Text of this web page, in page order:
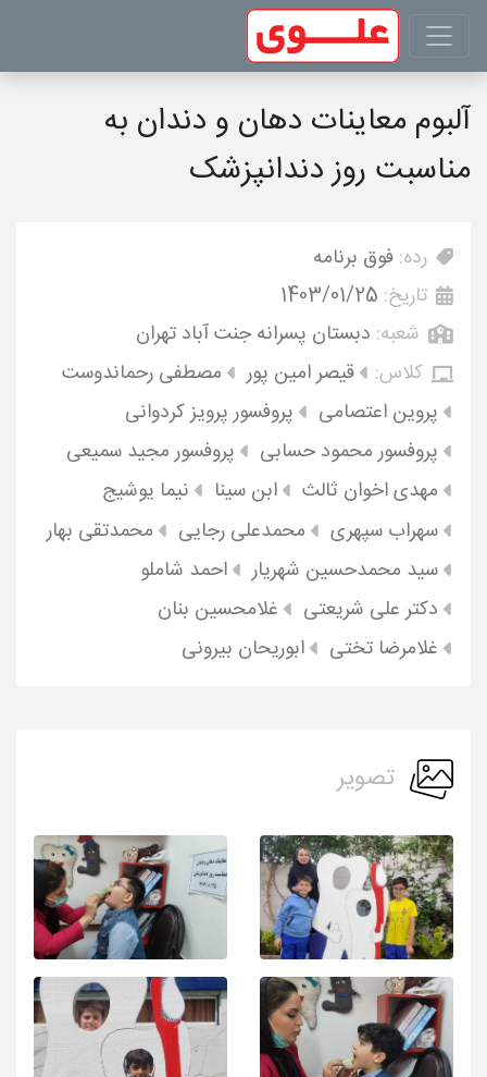
آلبوم معاینات دهان و دندان به
مناسبت روز دندانپزشک
رده: فوق برنامه
تاریخ: 1403/01/25
شعبه: دبستان پسرانه جنت آباد تهران
کلاس:
قیصر امین پور
مصطفی رحماندوست
پروین اعتصامی
پروفسور پرویز کردوانی
پروفسور محمود حسابی
پروفسور مجید سمیعی
مهدی اخوان ثالث
ابن سینا
نیما یوشیج
سهراب سپهری
محمدعلی رجایی
محمدتقی بهار
سید محمدحسین شهریار
احمد شاملو
دکتر علی شریعتی
غلامحسین بنان
غلامرضا تختی
ابوریحان بیرونی
تصویر